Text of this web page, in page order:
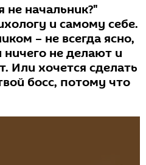
начальник?"
и самому себе.
– не всегда ясно,
ничего не делают и
Или хочется сделать
босс, потому что